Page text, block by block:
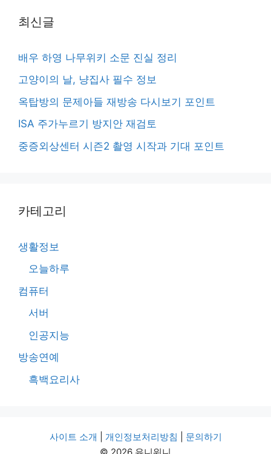
최신글
배우 하영 나무위키 소문 진실 정리
고양이의 날, 냥집사 필수 정보
옥탑방의 문제아들 재방송 다시보기 포인트
ISA 주가누르기 방지안 재검토
중증외상센터 시즌2 촬영 시작과 기대 포인트
카테고리
생활정보
오늘하루
컴퓨터
서버
인공지능
방송연예
흑백요리사
사이트 소개 개인정보처리방침
문의하기